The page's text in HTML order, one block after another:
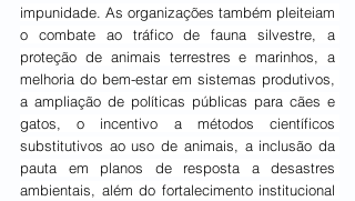
impunidade. As organizações também pleiteiam
o combate ao tráfico de fauna silvestre, a
proteção de animais terrestres e marinhos, a
melhoria do bem-estar em sistemas produtivos,
a ampliação de políticas públicas para cães e
gatos, o incentivo a métodos científicos
substitutivos ao uso de animais, a inclusão da
pauta em planos de resposta a desastres
ambientais, além do fortalecimento institucional